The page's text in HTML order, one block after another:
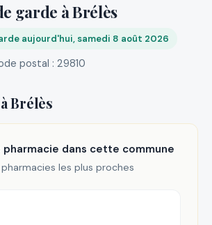
garde à Brélès
aujourd'hui, samedi 8 août 2026
postal : 29810
Brélès
pharmacie dans cette commune
les plus proches